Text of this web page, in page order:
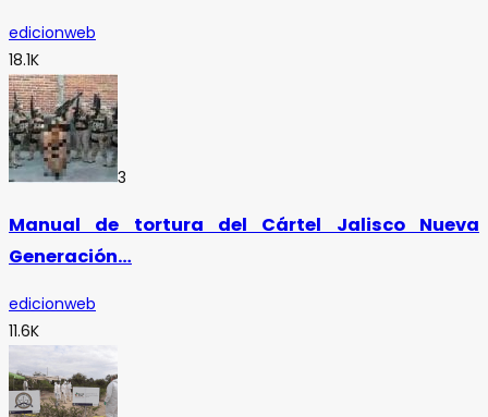
edicionweb
18.1K
3
Manual de tortura del Cártel Jalisco Nueva
Generación…
edicionweb
11.6K